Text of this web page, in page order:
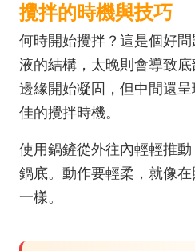
攪拌的時機與技巧
何時開始攪拌？這是個好
液的結構，太晚則會導致
邊緣開始凝固，但中間還
佳的攪拌時機。
使用鍋鏟從外往內輕輕推
鍋底。動作要輕柔，就像
一樣。